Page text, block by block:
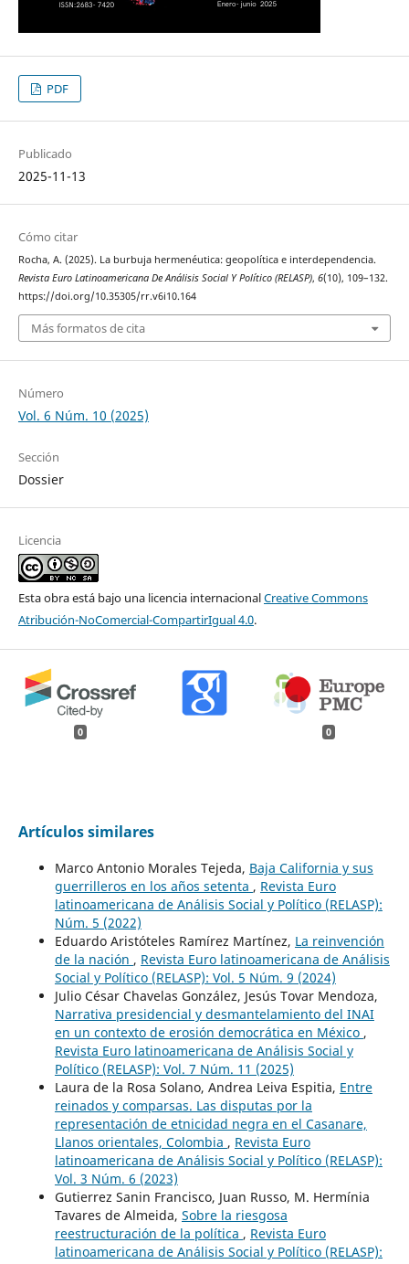
PDF
Publicado
2025-11-13
Cómo citar
Rocha, A. (2025). La burbuja hermenéutica: geopolítica e interdependencia.
Revista Euro Latinoamericana De Análisis Social Y Político (RELASP), 6(10), 109–132.
https://doi.org/10.35305/rr.v6i10.164
Más formatos de cita
Número
Vol. 6 Núm. 10 (2025)
Sección
Dossier
Licencia
Esta obra está bajo una licencia internacionalCreative Commons
Atribución-NoComercial-CompartirIgual 4.0.
0 0
Artículos similares
Marco Antonio Morales Tejeda, Baja California y sus
guerrilleros en los años setenta , Revista Euro
latinoamericana de Análisis Social y Político (RELASP):
Núm. 5 (2022)
Eduardo Aristóteles Ramírez Martínez, La reinvención
de la nación , Revista Euro latinoamericana de Análisis
Social y Político (RELASP): Vol. 5 Núm. 9 (2024)
Julio César Chavelas González, Jesús Tovar Mendoza,
Narrativa presidencial y desmantelamiento del INAI
en un contexto de erosión democrática en México ,
Revista Euro latinoamericana de Análisis Social y
Político (RELASP): Vol. 7 Núm. 11 (2025)
Laura de la Rosa Solano, Andrea Leiva Espitia, Entre
reinados y comparsas. Las disputas por la
representación de etnicidad negra en el Casanare,
Llanos orientales, Colombia , Revista Euro
latinoamericana de Análisis Social y Político (RELASP):
Vol. 3 Núm. 6 (2023)
Gutierrez Sanin Francisco, Juan Russo, M. Hermínia
Tavares de Almeida, Sobre la riesgosa
reestructuración de la política , Revista Euro
latinoamericana de Análisis Social y Político (RELASP):